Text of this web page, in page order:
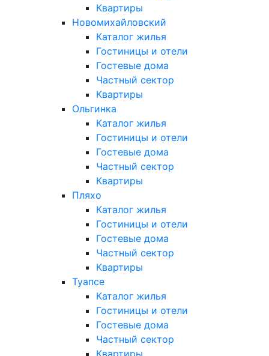
Квартиры
Новомихайловский
Каталог жилья
Гостиницы и отели
Гостевые дома
Частный сектор
Квартиры
Ольгинка
Каталог жилья
Гостиницы и отели
Гостевые дома
Частный сектор
Квартиры
Пляхо
Каталог жилья
Гостиницы и отели
Гостевые дома
Частный сектор
Квартиры
Туапсе
Каталог жилья
Гостиницы и отели
Гостевые дома
Частный сектор
Квартиры